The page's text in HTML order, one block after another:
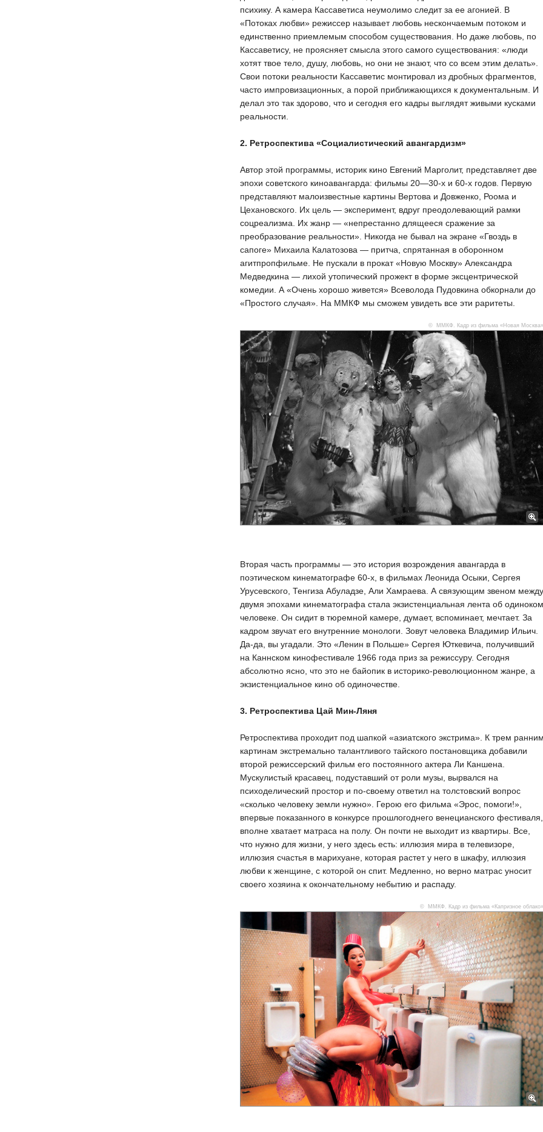
психику. А камера Кассаветиса неумолимо следит за ее агонией. В
«Потоках любви» режиссер называет любовь нескончаемым потоком и
единственно приемлемым способом существования. Но даже любовь, по
Кассаветису, не проясняет смысла этого самого существования: «люди
хотят твое тело, душу, любовь, но они не знают, что со всем этим делать».
Свои потоки реальности Кассаветис монтировал из дробных фрагментов,
часто импровизационных, а порой приближающихся к документальным. И
делал это так здорово, что и сегодня его кадры выглядят живыми кусками
реальности.
2. Ретроспектива «Социалистический авангардизм»
Автор этой программы, историк кино Евгений Марголит, представляет две
эпохи советского киноавангарда: фильмы 20—30-х и 60-х годов. Первую
представляют малоизвестные картины Вертова и Довженко, Роома и
Цехановского. Их цель — эксперимент, вдруг преодолевающий рамки
соцреализма. Их жанр — «непрестанно длящееся сражение за
преобразование реальности». Никогда не бывал на экране «Гвоздь в
сапоге» Михаила Калатозова — притча, спрятанная в оборонном
агитпропфильме. Не пускали в прокат «Новую Москву» Александра
Медведкина — лихой утопический прожект в форме эксцентрической
комедии. А «Очень хорошо живется» Всеволода Пудовкина обкорнали до
«Простого случая». На ММКФ мы сможем увидеть все эти раритеты.
© ММКФ. Кадр из фильма «Новая Москва»
Вторая часть программы — это история возрождения авангарда в
поэтическом кинематографе 60-х, в фильмах Леонида Осыки, Сергея
Урусевского, Тенгиза Абуладзе, Али Хамраева. А связующим звеном между
двумя эпохами кинематографа стала экзистенциальная лента об одиноком
человеке. Он сидит в тюремной камере, думает, вспоминает, мечтает. За
кадром звучат его внутренние монологи. Зовут человека Владимир Ильич.
Да-да, вы угадали. Это «Ленин в Польше» Сергея Юткевича, получивший
на Каннском кинофестивале 1966 года приз за режиссуру. Сегодня
абсолютно ясно, что это не байопик в историко-революционном жанре, а
экзистенциальное кино об одиночестве.
3. Ретроспектива Цай Мин-Ляня
Ретроспектива проходит под шапкой «азиатского экстрима». К трем
картинам экстремально талантливого тайского постановщика добавили
второй режиссерский фильм его постоянного актера Ли Каншена.
Мускулистый красавец, подуставший от роли музы, вырвался на
психоделический простор и по-своему ответил на толстовский вопрос
«сколько человеку земли нужно». Герою его фильма «Эрос, помоги!»,
впервые показанного в конкурсе прошлогоднего венецианского фестиваля,
вполне хватает матраса на полу. Он почти не выходит из квартиры. Все,
что нужно для жизни, у него здесь есть: иллюзия мира в телевизоре,
иллюзия счастья в марихуане, которая растет у него в шкафу, иллюзия
любви к женщине, с которой он спит. Медленно, но верно матрас уносит
своего хозяина к окончательному небытию и распаду.
© ММКФ. Кадр из фильма «Капризное облако»